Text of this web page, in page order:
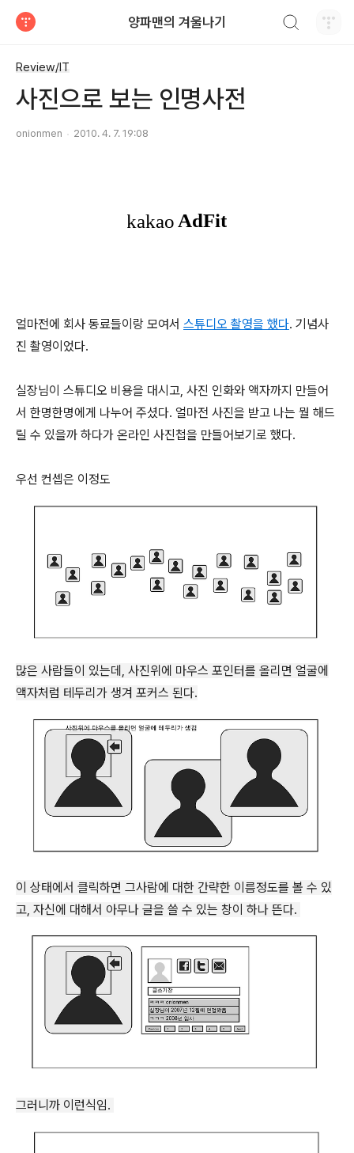
양파맨의 겨울나기
Review/IT
사진으로 보는 인명사전
onionmen 2010. 4. 7. 19:08
얼마전에 회사 동료들이랑 모여서 스튜디오 촬영을 했다. 기념사
진 촬영이었다.
실장님이 스튜디오 비용을 대시고, 사진 인화와 액자까지 만들어
서 한명한명에게 나누어 주셨다. 얼마전 사진을 받고 나는 뭘 해드
릴 수 있을까 하다가 온라인 사진첩을 만들어보기로 했다.
우선 컨셉은 이정도
많은 사람들이 있는데, 사진위에 마우스 포인터를 올리면 얼굴에
액자처럼 테두리가 생겨 포커스 된다.
이 상태에서 클릭하면 그사람에 대한 간략한 이름정도를 볼 수 있
고, 자신에 대해서 아무나 글을 쓸 수 있는 창이 하나 뜬다.
그러니까 이런식임.